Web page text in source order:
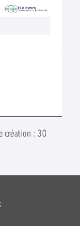
création : 30